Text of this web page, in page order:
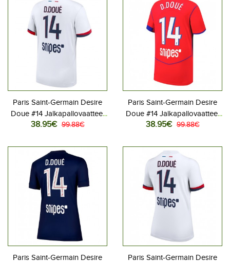
Paris Saint-Germain Desire
Doue #14 Jalkapallovaatteet
Vieraspaita 2025-26
38.95€ 99.88€
Paris Saint-Germain Desire
Doue #14 Jalkapallovaatteet
Kolmaspaita 2025-26
38.95€ 99.88€
Paris Saint-Germain Desire
Paris Saint-Germain Desire